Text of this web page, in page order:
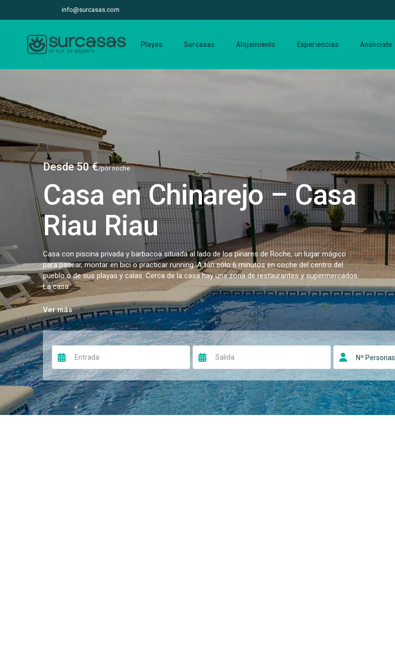
info@surcasas.com
Playas Surcasas Alojamiento Experiencias Anúnciate
Desde 50 €/por noche
Casa en Chinarejo – Casa
Riau Riau
Casa con piscina privada y barbacoa situada al lado de los pinares de Roche, un lugar mágico
para pasear, montar en bici o practicar running. A tan sólo 6 minutos en coche del centro del
pueblo o de sus playas y calas. Cerca de la casa hay una zona de restaurantes y supermercados.
La casa ...
Ver más
Nº Personas